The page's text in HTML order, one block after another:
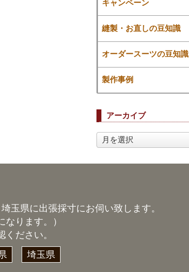
キャンペーン
縫製・お直しの豆知識
オーダースーツの豆知識
製作事例
アーカイブ
ア
ー
玉県に出張採寸にお伺い致します。
なります。）
ください。
埼玉県